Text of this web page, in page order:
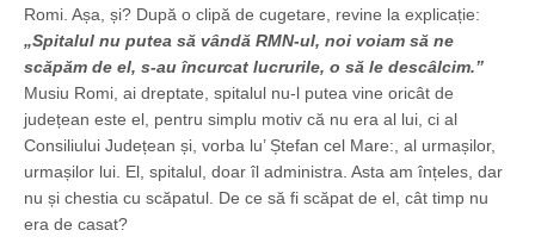
Romi. Așa, și? După o clipă de cugetare, revine la explicație:
„Spitalul nu putea să vândă RMN-ul, noi voiam să ne
scăpăm de el, s-au încurcat lucrurile, o să le descâlcim.”
Musiu Romi, ai dreptate, spitalul nu-l putea vine oricât de
județean este el, pentru simplu motiv că nu era al lui, ci al
Consiliului Județean și, vorba lu’ Ștefan cel Mare:, al urmașilor,
urmașilor lui. El, spitalul, doar îl administra. Asta am înțeles, dar
nu și chestia cu scăpatul. De ce să fi scăpat de el, cât timp nu
era de casat?